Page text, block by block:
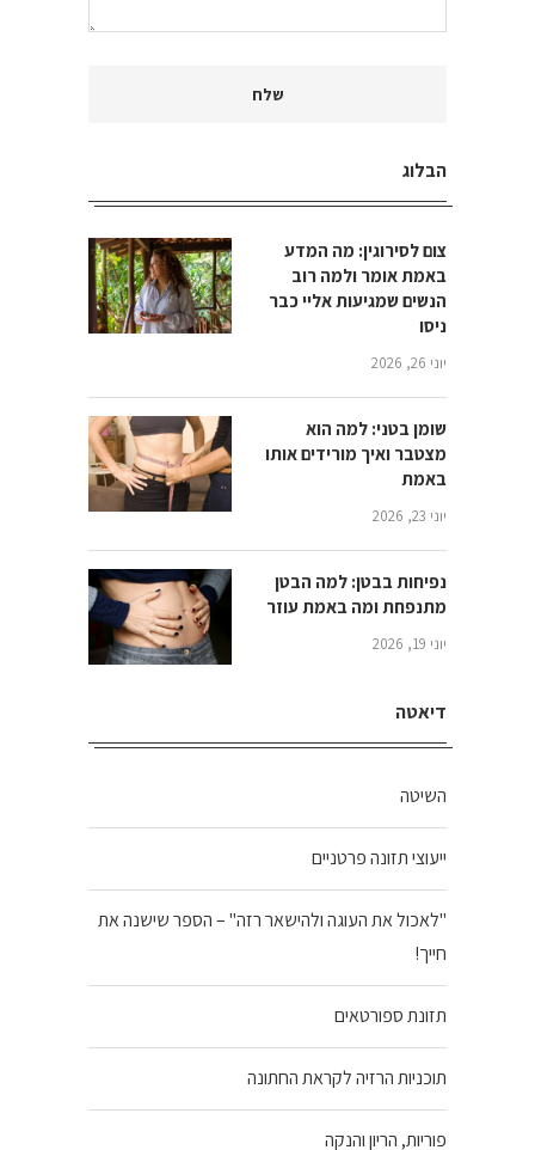
הבלוג
צום לסירוגין: מה המדע
באמת אומר ולמה רוב
הנשים שמגיעות אליי כבר
ניסו
יוני 26, 2026
שומן בטני: למה הוא
מצטבר ואיך מורידים אותו
באמת
יוני 23, 2026
נפיחות בבטן: למה הבטן
מתנפחת ומה באמת עוזר
יוני 19, 2026
דיאטה
השיטה
ייעוצי תזונה פרטניים
"לאכול את העוגה ולהישאר רזה" – הספר שישנה את
חייך!
תזונת ספורטאים
תוכניות הרזיה לקראת החתונה
פוריות, הריון והנקה